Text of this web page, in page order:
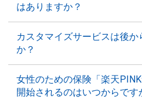
はありますか？
カスタマイズサービスは後
か？
女性のための保険「楽天
開始されるのはいつからです